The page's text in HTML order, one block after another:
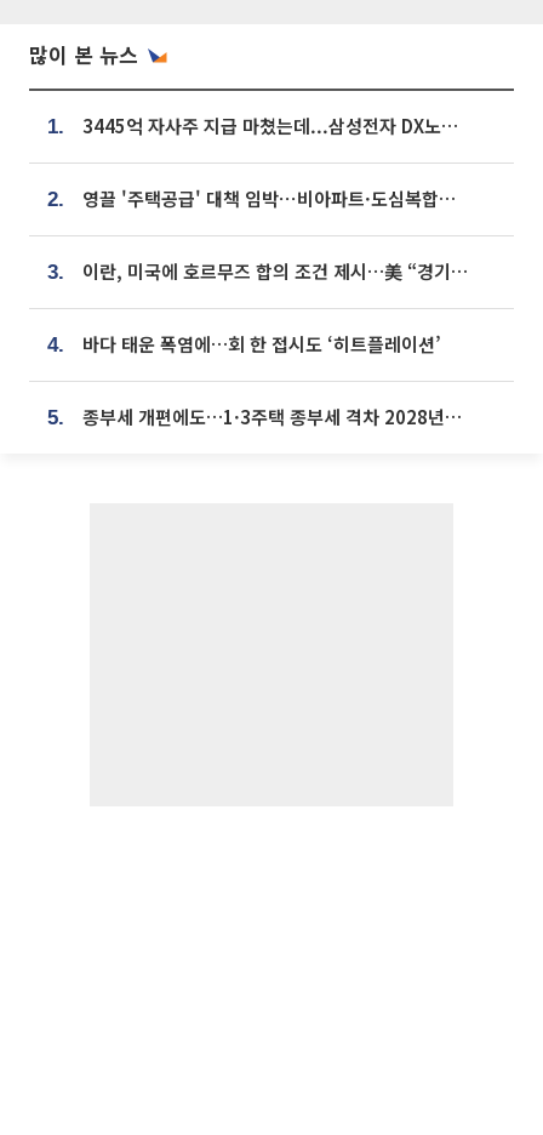
많이 본 뉴스
1. 3445억 자사주 지급 마쳤는데...삼성전자 DX노조, 뒤늦은 '떼쓰기 집회'
2. 영끌 '주택공급' 대책 임박⋯비아파트·도심복합까지 총동원
3. 이란, 미국에 호르무즈 합의 조건 제시…美 “경기 아직 안 끝나” [종합]
4. 바다 태운 폭염에…회 한 접시도 ‘히트플레이션’
5. 종부세 개편에도…1·3주택 종부세 격차 2028년부터 확대